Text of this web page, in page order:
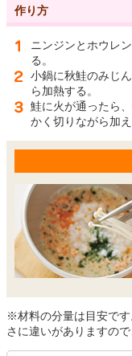
作り方
ニンジンとホウレ
る。
小鍋に秋鮭のみじ
ら加熱する。
鮭に火が通ったら
かく切りながら加
※材料の分量は目安で
さに違いがありますの